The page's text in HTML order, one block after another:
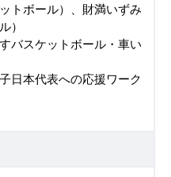
トボール）、財満いずみ
）
バスケットボール・車い
日本代表への応援ワーク